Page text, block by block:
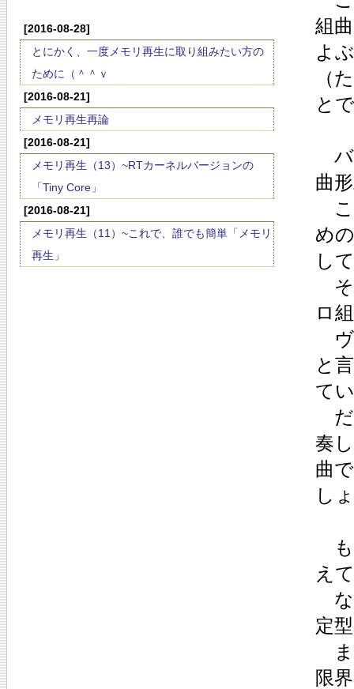
[2016-08-28]
とにかく、一度メモリ再生に取り組みたい方の
ために（＾＾ｖ
[2016-08-21]
メモリ再生再論
[2016-08-21]
メモリ再生（13）~RTカーネルバージョンの
「Tiny Core」
[2016-08-21]
メモリ再生（11）~これで、誰でも簡単「メモリ
再生」
組
よ
（
と
バ
曲
こ
め
し
そ
ロ
ヴ
と
て
だ
奏
曲
し
も
え
な
定
ま
限